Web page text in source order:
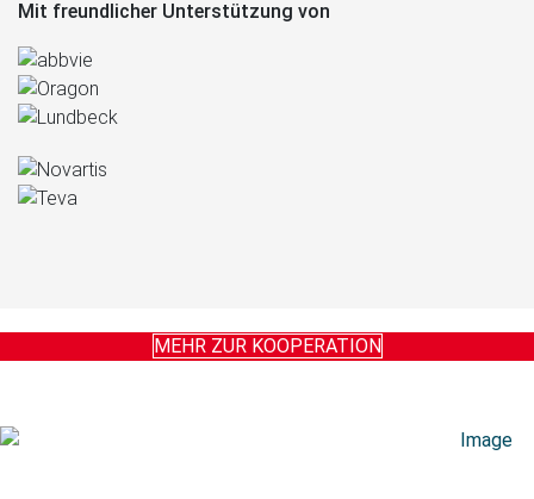
Mit freundlicher Unterstützung von
MEHR ZUR KOOPERATION